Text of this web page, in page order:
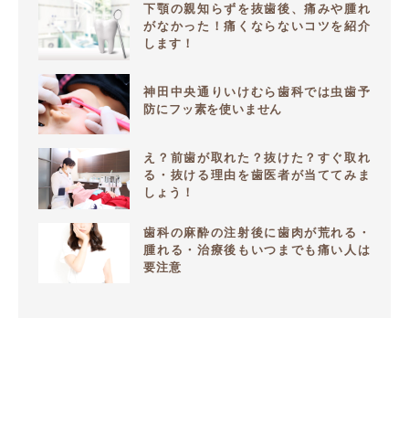
下顎の親知らずを抜歯後、痛みや腫れ
がなかった！痛くならないコツを紹介
します！
神田中央通りいけむら歯科では虫歯予
防にフッ素を使いません
え？前歯が取れた？抜けた？すぐ取れ
る・抜ける理由を歯医者が当ててみま
しょう！
歯科の麻酔の注射後に歯肉が荒れる・
腫れる・治療後もいつまでも痛い人は
要注意